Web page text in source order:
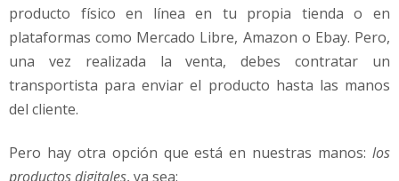
producto físico en línea en tu propia tienda o en
plataformas como Mercado Libre, Amazon o Ebay. Pero,
una vez realizada la venta, debes contratar un
transportista para enviar el producto hasta las manos
del cliente.
Pero hay otra opción que está en nuestras manos: los
productos digitales, ya sea: